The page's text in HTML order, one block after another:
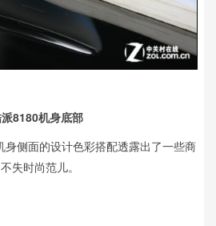
8180机身底部
侧面的设计色彩搭配透露出了一些商
失时尚范儿。